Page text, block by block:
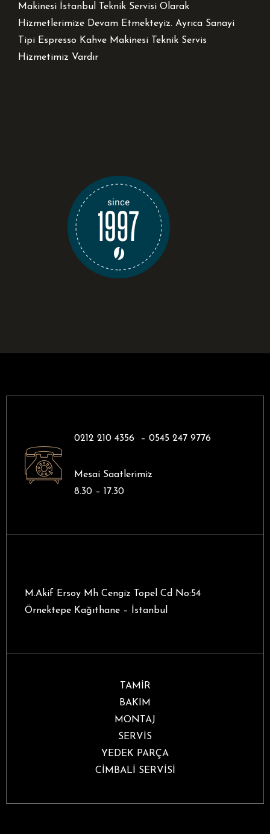
Makinesi İstanbul Teknik Servisi Olarak
Hizmetlerimize Devam Etmekteyiz. Ayrıca Sanayi
Tipi Espresso Kahve Makinesi Teknik Servis
Hizmetimiz Vardır
0212 210 4356 – 0545 247 9776
Mesai Saatlerimiz
8.30 – 17.30
M.Akif Ersoy Mh Cengiz Topel Cd No:54
Örnektepe Kağıthane – İstanbul
TAMİR
BAKIM
MONTAJ
SERVİS
YEDEK PARÇA
CİMBALİ SERVİSİ